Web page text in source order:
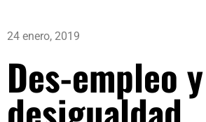
24 enero, 2019
Des-empleo